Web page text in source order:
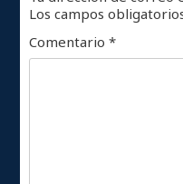
Los campos
Comentario*